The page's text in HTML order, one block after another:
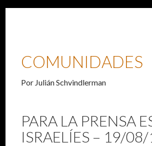
COMUNIDADES
Por Julián Schvindlerman
PARA LA PRENSA
ISRAELÍES – 19/